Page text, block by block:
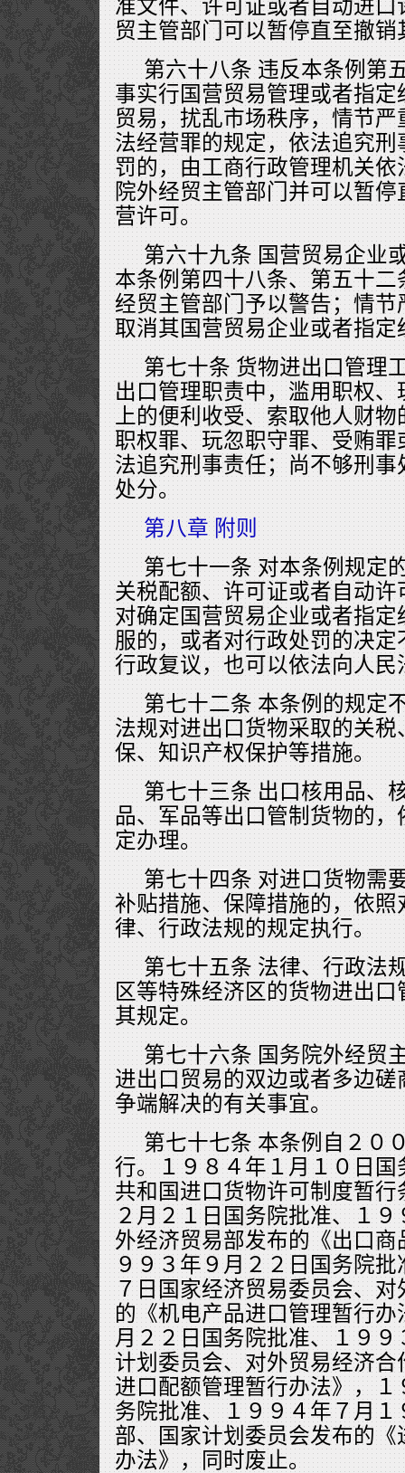
准文件、许可证或者自动进
贸主管部门可以暂停直至撤
第六十八条 违反本条例第
事实行国营贸易管理或者指
贸易，扰乱市场秩序，情节
法经营罪的规定，依法追究
罚的，由工商行政管理机关
院外经贸主管部门并可以暂
营许可。
第六十九条 国营贸易企业
本条例第四十八条、第五十
经贸主管部门予以警告；情
取消其国营贸易企业或者指定
第七十条 货物进出口管理
出口管理职责中，滥用职权
上的便利收受、索取他人财
职权罪、玩忽职守罪、受贿
法追究刑事责任；尚不够刑
处分。
第八章 附则
第七十一条 对本条例规定
关税配额、许可证或者自动
对确定国营贸易企业或者指
服的，或者对行政处罚的决
行政复议，也可以依法向人民
第七十二条 本条例的规定
法规对进出口货物采取的关
保、知识产权保护等措施。
第七十三条 出口核用品、
品、军品等出口管制货物的
定办理。
第七十四条 对进口货物需
补贴措施、保障措施的，依
律、行政法规的规定执行。
第七十五条 法律、行政法
区等特殊经济区的货物进出
其规定。
第七十六条 国务院外经贸
进出口贸易的双边或者多边
争端解决的有关事宜。
第七十七条 本条例自２０
行。１９８４年１月１０日
共和国进口货物许可制度暂
２月２１日国务院批准、１
外经济贸易部发布的《出口
９９３年９月２２日国务院
７日国家经济贸易委员会、
的《机电产品进口管理暂行
月２２日国务院批准、１９
计划委员会、对外贸易经济
进口配额管理暂行办法》，
务院批准、１９９４年７月
部、国家计划委员会发布的
办法》，同时废止。